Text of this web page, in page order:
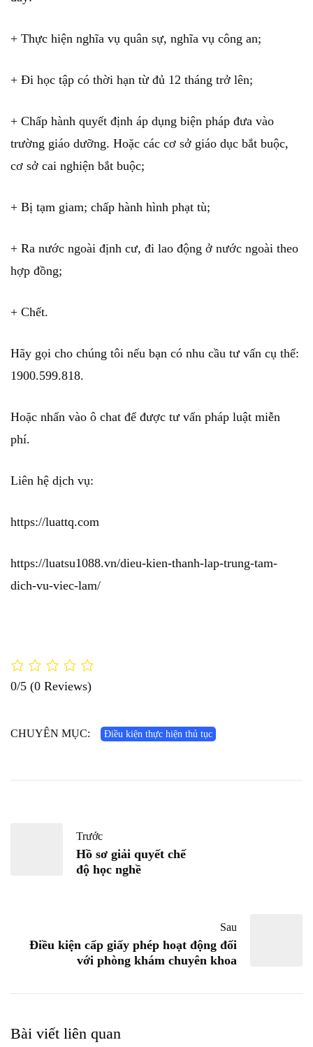
+ Thực hiện nghĩa vụ quân sự, nghĩa vụ công an;
+ Đi học tập có thời hạn từ đủ 12 tháng trở lên;
+ Chấp hành quyết định áp dụng biện pháp đưa vào
trường giáo dưỡng. Hoặc các cơ sở giáo dục bắt buộc,
cơ sở cai nghiện bắt buộc;
+ Bị tạm giam; chấp hành hình phạt tù;
+ Ra nước ngoài định cư, đi lao động ở nước ngoài theo
hợp đồng;
+ Chết.
Hãy gọi cho chúng tôi nếu bạn có nhu cầu tư vấn cụ thể:
1900.599.818.
Hoặc nhấn vào ô chat để được tư vấn pháp luật miễn
phí.
Liên hệ dịch vụ:
https://luattq.com
https://luatsu1088.vn/dieu-kien-thanh-lap-trung-tam-
dich-vu-viec-lam/
0/5 (0 Reviews)
CHUYÊN MỤC: Điều kiện thực hiện thủ tục
Trước
Hồ sơ giải quyết chế
độ học nghề
Sau
Điều kiện cấp giấy phép hoạt động đối
với phòng khám chuyên khoa
Bài viết liên quan